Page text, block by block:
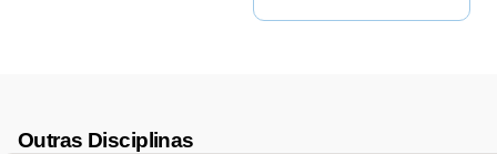
Outras Disciplinas